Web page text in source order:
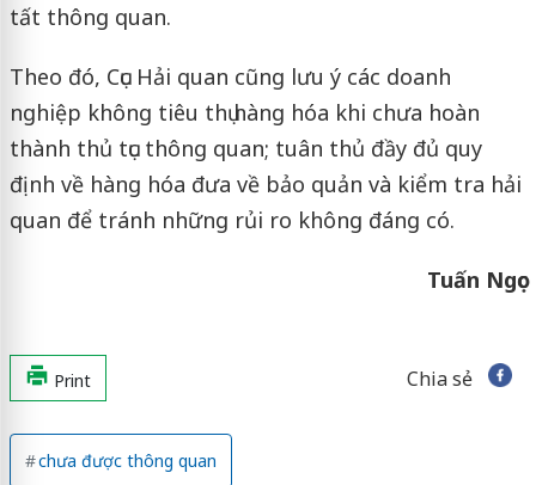
tất thông quan.
Theo đó, Cục Hải quan cũng lưu ý các doanh
nghiệp không tiêu thụ hàng hóa khi chưa hoàn
thành thủ tục thông quan; tuân thủ đầy đủ quy
định về hàng hóa đưa về bảo quản và kiểm tra hải
quan để tránh những rủi ro không đáng có.
Tuấn Ngọc
Print Chia sẻ
chưa được thông quan